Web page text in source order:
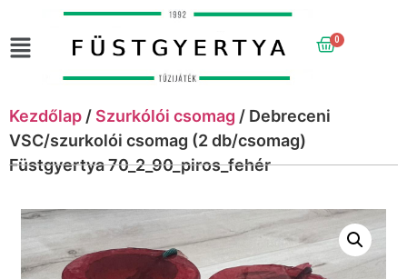
0
Kezdőlap / Szurkólói csomag / Debreceni
VSC/szurkolói csomag (2 db/csomag)
Füstgyertya 70_2_90_piros_fehér